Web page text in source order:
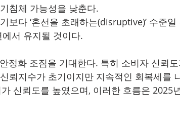
침체 가능성을 낮춘다.
보다 ‘혼선을 초래하는(disruptive)’ 수준일
서 유지될 것이다.
정화 조짐을 기대한다. 특히 소비자 신뢰
뢰지수가 초기이지만 지속적인 회복세를
신뢰도를 높였으며, 이러한 흐름은 2025